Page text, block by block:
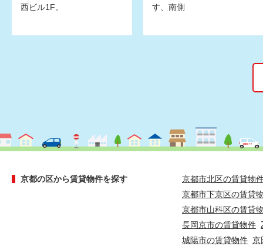
西ビル1F。
す、南側
京都の区から賃貸物件を探す
京都市北区の賃貸物
京都市下京区の賃貸
京都市山科区の賃貸
長岡京市の賃貸物件
城陽市の賃貸物件 京